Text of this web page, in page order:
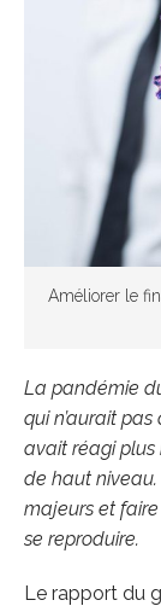
Améliorer le
La pandémie
qui n’aurait
avait réagi
de haut
majeurs et
se reproduire.
Le rapport du